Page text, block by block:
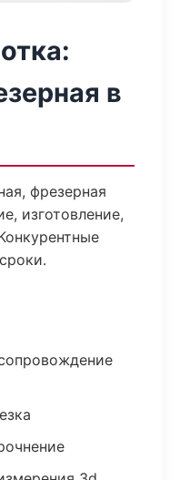
в
фрезерная
изготовление,